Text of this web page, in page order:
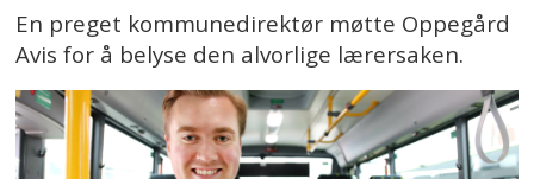
En preget kommunedirektør møtte Oppegård
Avis for å belyse den alvorlige lærersaken.